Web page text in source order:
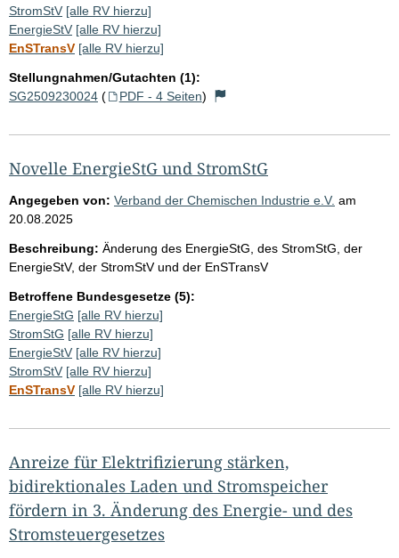
StromStV [alle RV hierzu]
EnergieStV [alle RV hierzu]
EnSTransV [alle RV hierzu]
Stellungnahmen/Gutachten (1):
SG2509230024 ( PDF - 4 Seiten)
Novelle EnergieStG und StromStG
Angegeben von: Verband der Chemischen Industrie e.V. am
20.08.2025
Beschreibung: Änderung des EnergieStG, des StromStG, der
EnergieStV, der StromStV und der EnSTransV
Betroffene Bundesgesetze (5):
EnergieStG [alle RV hierzu]
StromStG [alle RV hierzu]
EnergieStV [alle RV hierzu]
StromStV [alle RV hierzu]
EnSTransV [alle RV hierzu]
Anreize für Elektrifizierung stärken,
bidirektionales Laden und Stromspeicher
fördern in 3. Änderung des Energie- und des
Stromsteuergesetzes